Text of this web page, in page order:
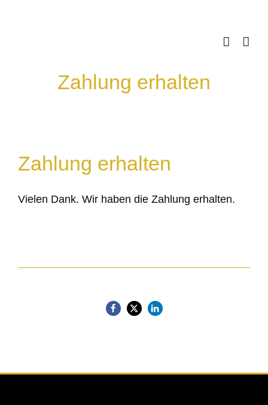
Zahlung erhalten
Zahlung erhalten
Vielen Dank. Wir haben die Zahlung erhalten.